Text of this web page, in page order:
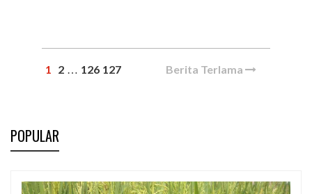
1 2 … 126 127 Berita Terlama
POPULAR